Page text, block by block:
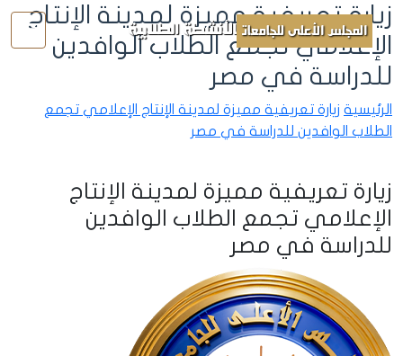
المجلس الأعلى للجامعات الأنشطة الطلابية
زيارة تعريفية مميزة لمدينة الإنتاج
الإعلامي تجمع الطلاب الوافدين
للدراسة في مصر
الرئيسية زيارة تعريفية مميزة لمدينة الإنتاج الإعلامي تجمع
الطلاب الوافدين للدراسة في مصر
زيارة تعريفية مميزة لمدينة الإنتاج
الإعلامي تجمع الطلاب الوافدين
للدراسة في مصر